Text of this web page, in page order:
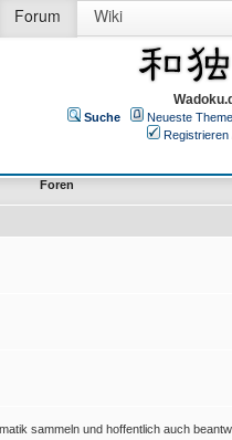
Forum Wiki
Suche Neueste
Registrieren
Foren
sammeln und hoffentlich auch